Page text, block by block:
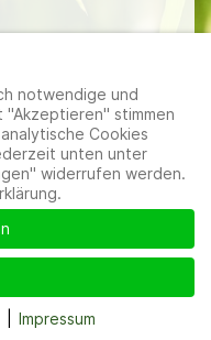
|Cookie-
notwendige und
"Akzeptieren" stimmen
Cookies
unten unter
widerrufen werden.
Impressum